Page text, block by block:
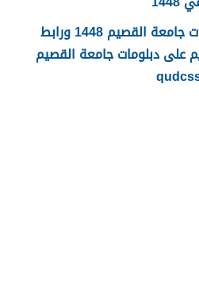
دبلومات جامعة القصيم 1448 ورابط
على دبلومات جامعة القصيم